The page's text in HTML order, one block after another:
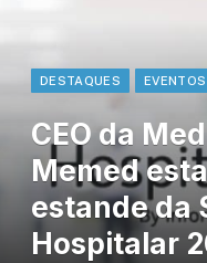
DESTAQUES EVENTOS
CEO da
Memed
estande da
Hospitalar